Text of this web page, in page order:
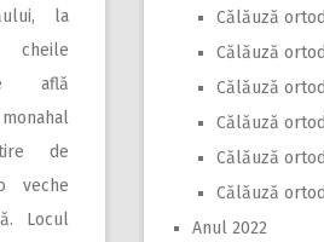
la
află
de
veche
Locul
Călăuză
Călăuză
Călăuză
Călăuză
Călăuză
Călăuză
Anul 2022